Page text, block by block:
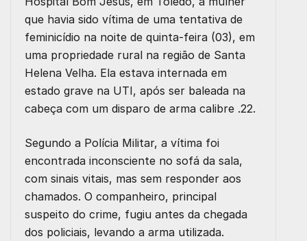
que havia sido vítima de uma tentativa de
feminicídio na noite de quinta-feira (03), em
uma propriedade rural na região de Santa
Helena Velha. Ela estava internada em
estado grave na UTI, após ser baleada na
cabeça com um disparo de arma calibre .22.
Segundo a Polícia Militar, a vítima foi
encontrada inconsciente no sofá da sala,
com sinais vitais, mas sem responder aos
chamados. O companheiro, principal
suspeito do crime, fugiu antes da chegada
dos policiais, levando a arma utilizada.